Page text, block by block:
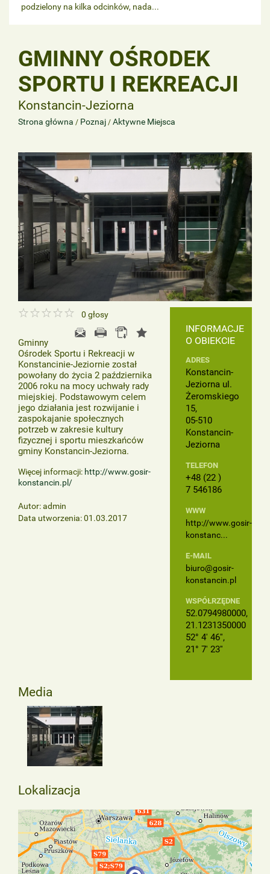
podzielony na kilka odcinków, nada...
GMINNY OŚRODEK
SPORTU I REKREACJI
Konstancin-Jeziorna
Strona główna / Poznaj / Aktywne Miejsca
0 głosy
INFORMACJE
O OBIEKCIE
ADRES
Konstancin-
Jeziorna ul.
Żeromskiego
15,
05-510
Konstancin-
Jeziorna
TELEFON
+48 (22 )
7 546186
WWW
http://www.gosir-
konstanc...
E-MAIL
biuro@gosir-
konstancin.pl
WSPÓŁRZĘDNE
52.0794980000,
21.1231350000
52° 4' 46'',
21° 7' 23''
Gminny
Ośrodek Sportu i Rekreacji w
Konstancinie-Jeziornie został
powołany do życia 2 października
2006 roku na mocy uchwały rady
miejskiej. Podstawowym celem
jego działania jest rozwijanie i
zaspokajanie społecznych
potrzeb w zakresie kultury
fizycznej i sportu mieszkańców
gminy Konstancin-Jeziorna.
Więcej informacji: http://www.gosir-
konstancin.pl/
Autor: admin
Data utworzenia: 01.03.2017
Media
Lokalizacja